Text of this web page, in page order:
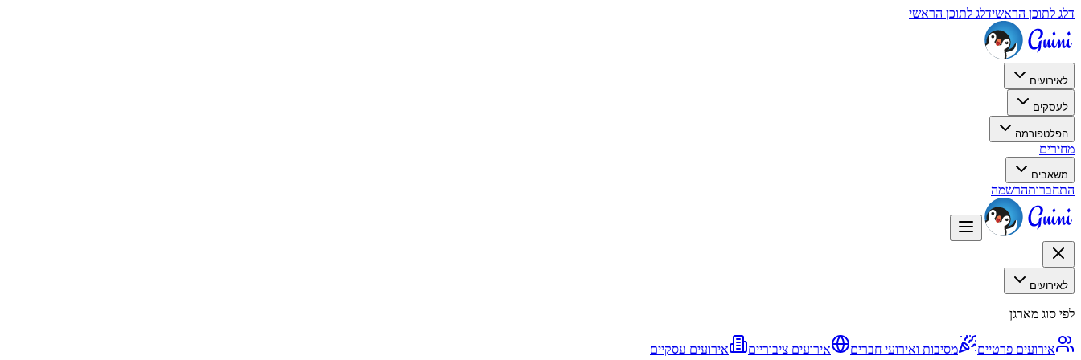
דלג לתוכן הראשידלג לתוכן הראשי
לאירועים
לעסקים
הפלטפורמה
מחירים
משאבים
התחברותהרשמה
לאירועים
לפי סוג מארגן
אירועים פרטיים מסיבות ואירועי חברים אירועים ציבוריים
אירועים עסקיים